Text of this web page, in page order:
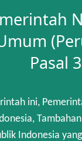
Pasal 3
ini,
Indonesia